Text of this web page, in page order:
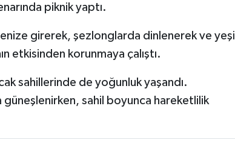
piknik yaptı.
girerek, şezlonglarda dinlenerek ve yeşil
etkisinden korunmaya çalıştı.
sahillerinde de yoğunluk yaşandı.
sahil boyunca hareketlilik